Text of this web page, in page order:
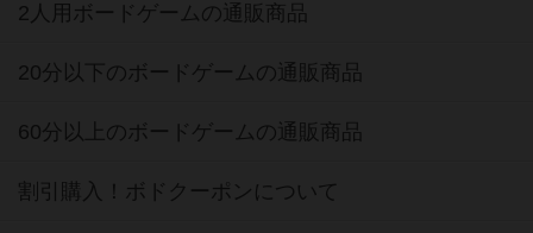
2人用ボードゲームの通販商品
20分以下のボードゲームの通販商品
60分以上のボードゲームの通販商品
割引購入！ボドクーポンについて